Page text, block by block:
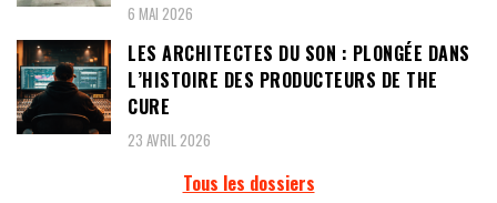
6 MAI 2026
LES ARCHITECTES DU SON : PLONGÉE DANS
L’HISTOIRE DES PRODUCTEURS DE THE
CURE
23 AVRIL 2026
Tous les dossiers